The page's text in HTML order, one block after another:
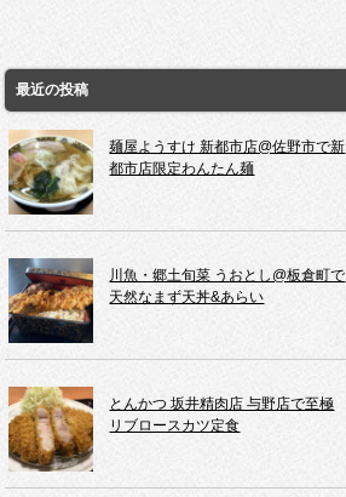
最近の投稿
麺屋ようすけ 新都市店@佐野市で新
都市店限定わんたん麺
川魚・郷土旬菜 うおとし@板倉町で
天然なまず天丼&あらい
とんかつ 坂井精肉店 与野店で至極
リブロースカツ定食